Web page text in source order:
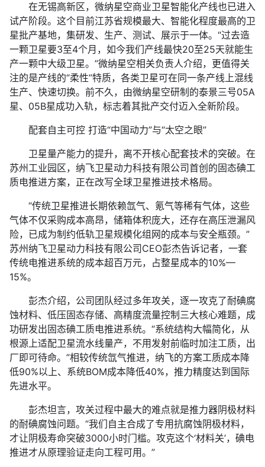
在无锡高新区，微纳星空商业卫星智能化产线也已进入
试产阶段。这个目前江苏省规模最大、智能化程度最高的卫
星批产基地，集研发、生产、测试、展示于一体。“过去造
一颗卫星要3至4个月，如今我们产线最快20至25天就能生
产一颗中大级卫星。”微纳星空相关负责人介绍，更值得关
注的是产线的“柔性”特质，各类卫星可在同一条产线上混线
生产、快速切换。前不久，由微纳星空研制的泰景三号05A
星、05B星成功入轨，标志着其批产交付迈入全新阶段。
配套自主可控 打造“中国动力”与“太空之眼”
卫星量产能力的提升，离不开核心配套技术的突破。在
苏州工业园区，纳飞卫星动力科技有限公司首创的固态碘工
质电推进方案，正在改写全球卫星推进技术格局。
“传统卫星推进长期依赖氙气、氪气等稀有气体，这些
气体不仅采购成本高昂，储箱体积庞大，还存在高压泄漏风
险，已成为制约低轨卫星规模化组网的成本与安全瓶颈。”
苏州纳飞卫星动力科技有限公司CEO彭杰告诉记者，一套
传统电推进系统的成本超百万元，占整星成本的10%—
15%。
彭杰介绍，公司团队经过多年攻关，逐一攻克了耐碘腐
蚀材料、低压固态存储、高精度流量控制三大核心难题，成
功研发出固态碘工质电推进系统。“系统结构大幅简化，从
根源上适配卫星流水线量产，不用发射前临时加注工质，出
厂即可待命。”相较传统氙气推进，纳飞的方案工质成本降
低90%以上、系统BOM成本降低40%，推力精度达到国际
先进水平。
彭杰坦言，攻关过程中最大的难点就是推力器阴极材料
的耐碘腐蚀问题。“我们自主合成了专用抗腐蚀阴极材料，
才让阴极寿命突破3000小时门槛。攻克这个‘材料关’，碘电
推进才从原理验证走向工程可用。”